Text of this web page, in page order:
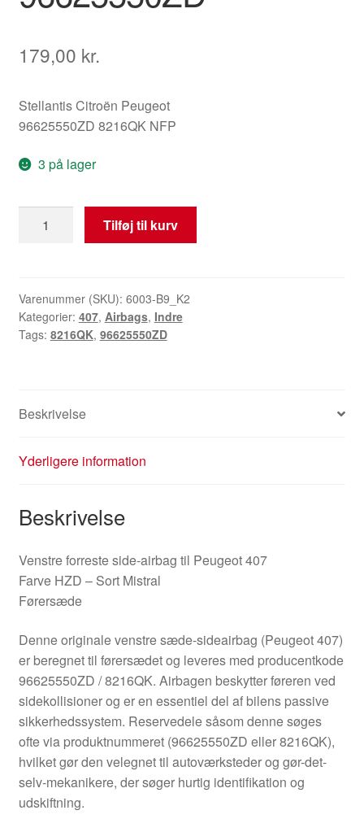
179,00 kr.
Stellantis Citroën Peugeot
96625550ZD 8216QK NFP
3 på lager
Sædeairbag
96625550ZD
antal
Tilføj til kurv
Varenummer (SKU): 6003-B9_K2
Kategorier: 407, Airbags, Indre
Tags: 8216QK, 96625550ZD
Beskrivelse
Yderligere information
Beskrivelse
Venstre forreste side-airbag til Peugeot 407
Farve HZD – Sort Mistral
Førersæde
Denne originale venstre sæde-sideairbag (Peugeot 407)
er beregnet til førersædet og leveres med producentkode
96625550ZD / 8216QK. Airbagen beskytter føreren ved
sidekollisioner og er en essentiel del af bilens passive
sikkerhedssystem. Reservedele såsom denne søges
ofte via produktnummeret (96625550ZD eller 8216QK),
hvilket gør den velegnet til autoværksteder og gør-det-
selv-mekanikere, der søger hurtig identifikation og
udskiftning.